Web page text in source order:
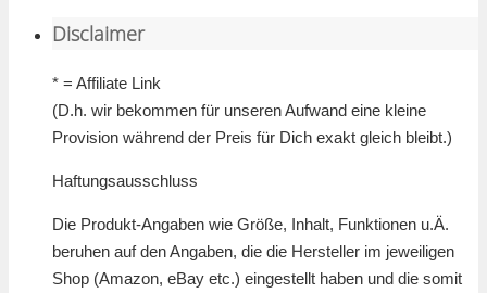
Disclaimer
* = Affiliate Link
(D.h. wir bekommen für unseren Aufwand eine kleine
Provision während der Preis für Dich exakt gleich bleibt.)
Haftungsausschluss
Die Produkt-Angaben wie Größe, Inhalt, Funktionen u.Ä.
beruhen auf den Angaben, die die Hersteller im jeweiligen
Shop (Amazon, eBay etc.) eingestellt haben und die somit